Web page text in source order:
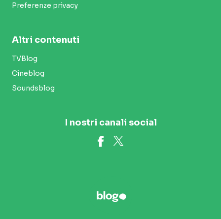
Preferenze privacy
Altri contenuti
TVBlog
Cineblog
Soundsblog
I nostri canali social